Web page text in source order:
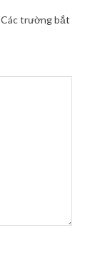
Các trường bắt